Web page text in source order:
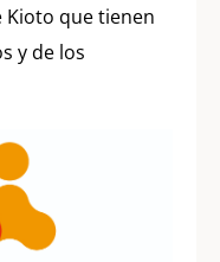
que tienen
y de los